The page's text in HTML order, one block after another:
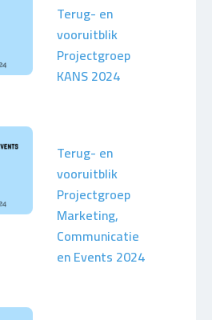
Terug- en
vooruitblik
Projectgroep
KANS 2024
Terug- en
vooruitblik
Projectgroep
Marketing,
Communicatie
en Events 2024